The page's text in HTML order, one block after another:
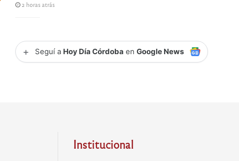
2 horas atrás
+ Seguí a Hoy Día Córdoba enGoogle News
Institucional